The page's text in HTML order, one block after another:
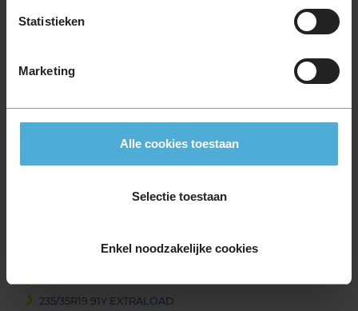
Statistieken
Marketing
Alle cookies toestaan
Selectie toestaan
Enkel noodzakelijke cookies
255/35R18 94Y EXTRALOAD
275/35R18 99Y EXTRALOAD
225/40R19 93Y EXTRALOAD
235/35R19 91Y EXTRALOAD
235/35R19 91Y EXTRALOAD